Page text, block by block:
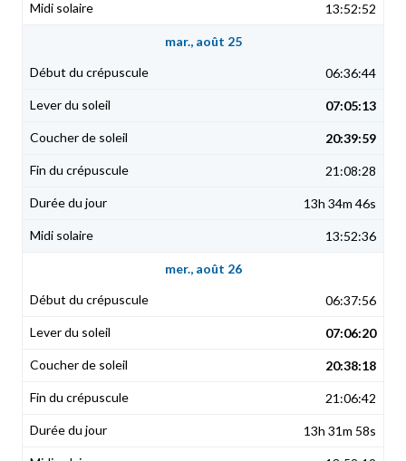
13:52:52
mar., août 25
06:36:44
07:05:13
20:39:59
21:08:28
13h 34m 46s
13:52:36
mer., août 26
06:37:56
07:06:20
20:38:18
21:06:42
13h 31m 58s